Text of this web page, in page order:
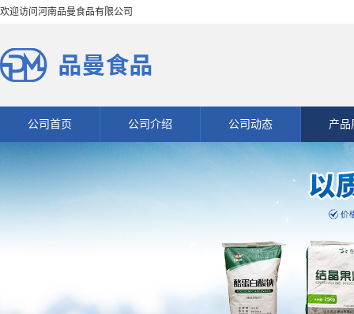
欢迎访问河南品曼食品有限公司
公司首页 公司介绍 公司动态 产品